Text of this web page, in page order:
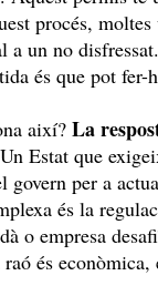
procés,
a un no
és que pot
així? La
Estat que
govern per a
és la
o empresa
és econòmica,